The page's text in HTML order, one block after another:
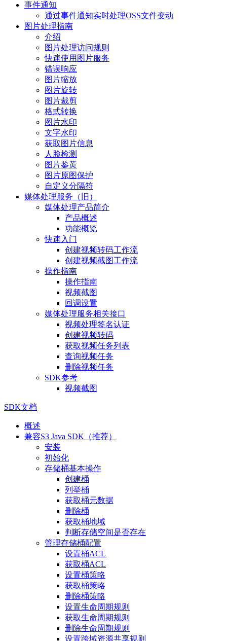
事件通知
通过事件通知实时处理OSS文件变动
图片处理指南
介绍
图片处理访问规则
快速使用图片服务
错误响应
图片缩放
图片旋转
图片裁剪
格式转换
图片水印
文字水印
获取图片信息
人脸检测
图片鉴黄
图片原图保护
自定义分隔符
媒体处理服务（旧）
媒体处理产品简介
产品概述
功能概览
快速入门
创建视频转码工作流
创建视频截图工作流
操作指南
操作指南
视频截图
回调设置
媒体处理服务相关接口
视频处理签名认证
创建视频转码
获取视频任务列表
查询视频任务
删除视频任务
SDK参考
视频截图
SDK文档
概述
兼容S3 Java SDK（推荐）
安装
初始化
存储桶基本操作
创建桶
列举桶
获取桶元数据
删除桶
获取桶地域
判断存储空间是否存在
管理存储桶配置
设置桶ACL
获取桶ACL
设置桶策略
获取桶策略
删除桶策略
设置生命周期规则
获取生命周期规则
删除生命周期规则
设置跨域资源共享规则